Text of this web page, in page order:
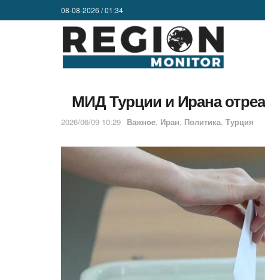
08-08-2026 / 01:34
МИД Турции и Ирана
2026/06/09 10:29 Важнoe, Иран, Политика, Турция